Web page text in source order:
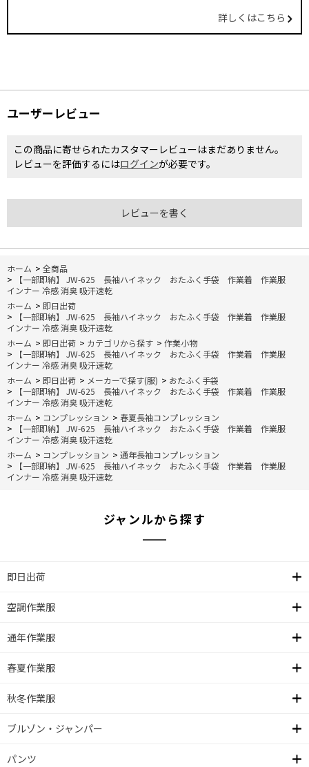
詳しくはこちら
ユーザーレビュー
この商品に寄せられたカスタマーレビューはまだありません。
レビューを評価するにはログインが必要です。
レビューを書く
ホーム > 全商品
>
【一部即納】 JW-625 長袖ハイネック おたふく手袋 作業着 作業服
インナー 冷感 消臭 吸汗速乾
ホーム > 即日出荷
>
【一部即納】 JW-625 長袖ハイネック おたふく手袋 作業着 作業服
インナー 冷感 消臭 吸汗速乾
ホーム > 即日出荷 > カテゴリから探す > 作業小物
>
【一部即納】 JW-625 長袖ハイネック おたふく手袋 作業着 作業服
インナー 冷感 消臭 吸汗速乾
ホーム > 即日出荷 > メーカーで探す(服) > おたふく手袋
>
【一部即納】 JW-625 長袖ハイネック おたふく手袋 作業着 作業服
インナー 冷感 消臭 吸汗速乾
ホーム > コンプレッション > 春夏長袖コンプレッション
>
【一部即納】 JW-625 長袖ハイネック おたふく手袋 作業着 作業服
インナー 冷感 消臭 吸汗速乾
ホーム > コンプレッション > 通年長袖コンプレッション
>
【一部即納】 JW-625 長袖ハイネック おたふく手袋 作業着 作業服
インナー 冷感 消臭 吸汗速乾
ジャンルから探す
即日出荷
空調作業服
通年作業服
春夏作業服
秋冬作業服
ブルゾン・ジャンパー
パンツ